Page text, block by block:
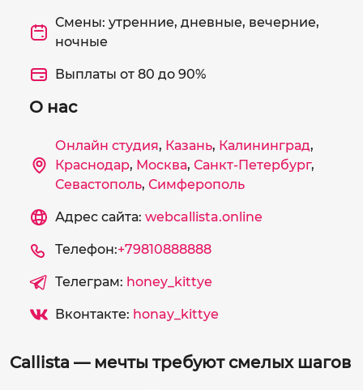
Смены: утренние, дневные, вечерние,
ночные
Выплаты от 80 до 90%
О нас
Онлайн студия, Казань, Калининград,
Краснодар, Москва, Санкт-Петербург,
Севастополь, Симферополь
Адрес сайта: webcallista.online
Телефон:+79810888888
Телеграм: honey_kittye
Вконтакте: honay_kittye
Callista — мечты требуют смелых шагов